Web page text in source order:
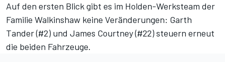
Auf den ersten Blick gibt es im Holden-Werksteam der
Familie Walkinshaw keine Veränderungen: Garth
Tander (#2) und James Courtney (#22) steuern erneut
die beiden Fahrzeuge.